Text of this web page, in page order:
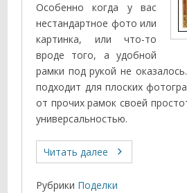
Особенно когда у вас
нестандартное фото или
картинка, или что-то
вроде того, а удобной
рамки под рукой не
подходит для плоских
от прочих рамок своей
универсальностью.
Читать далее
Рубрики Поделки